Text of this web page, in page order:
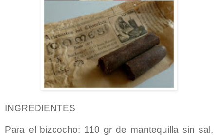
INGREDIENTES
Para el bizcocho: 110 gr de mantequilla sin sal,